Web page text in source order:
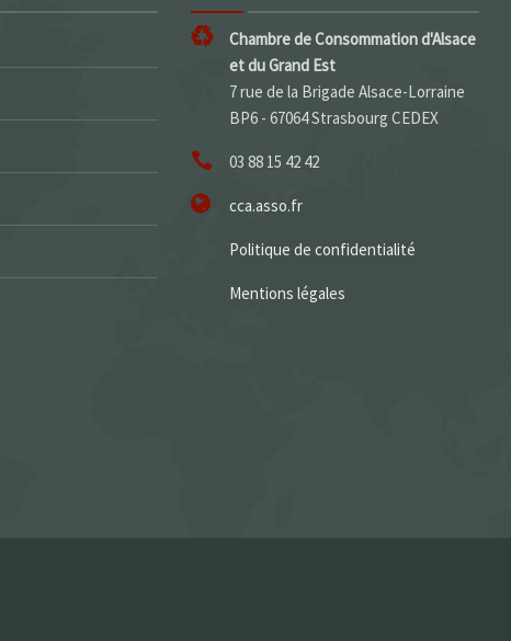
Chambre de Consommation d'Alsace
et du Grand Est
7 rue de la Brigade Alsace-Lorraine
BP6 - 67064 Strasbourg CEDEX
03 88 15 42 42
cca.asso.fr
Politique de confidentialité
Mentions légales